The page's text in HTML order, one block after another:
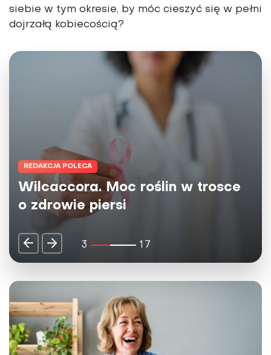
siebie w tym okresie, by móc cieszyć się w pełni
dojrzałą kobiecością?
REDAKCJA POLECA
Herbaty Big-Active - naturalne
źródło dobrej energii dla umysłu i
ciała
4 17